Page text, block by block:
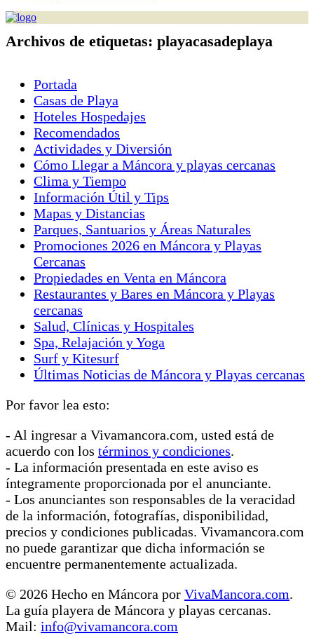
Archivos de etiquetas: playacasadeplaya
Portada
Casas de Playa
Hoteles Hospedajes
Recomendados
Actividades y Diversión
Cómo Llegar a Máncora y playas cercanas
Clima y Tiempo
Información Útil y Tips
Mapas y Distancias
Parques, Santuarios y Áreas Naturales
Promociones 2026 en Máncora y Playas
Cercanas
Propiedades en Venta en Máncora
Restaurantes y Bares en Máncora y Playas
cercanas
Salud, Clínicas y Hospitales
Spa, Relajación y Yoga
Surf y Kitesurf
Últimas Noticias de Máncora y Playas cercanas
Por favor lea esto:
- Al ingresar a Vivamancora.com, usted está de
acuerdo con los términos y condiciones.
- La información presentada en este aviso es
íntegramente proporcionada por el anunciante.
- Los anunciantes son responsables de la veracidad
de la información, fotografías, disponibilidad,
precios y condiciones publicadas. Vivamancora.com
no puede garantizar que dicha información se
encuentre permanentemente actualizada.
© 2026 Hecho en Máncora por VivaMancora.com.
La guía playera de Máncora y playas cercanas.
Mail: info@vivamancora.com